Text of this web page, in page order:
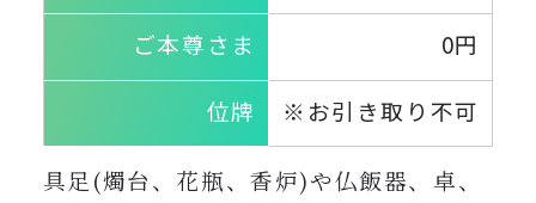
ご本尊さま 0円
位牌 ※お引き取り不可
具足(燭台、花瓶、香炉)や仏飯器、卓、